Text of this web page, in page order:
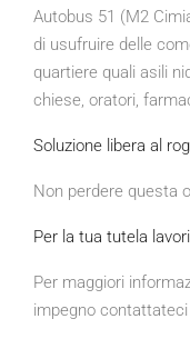
Autobus 51 (M2
di usufruire delle
quartiere quali asili
chiese, oratori,
Soluzione libera al
Non perdere questa
Per la tua tutela
Per maggiori
impegno